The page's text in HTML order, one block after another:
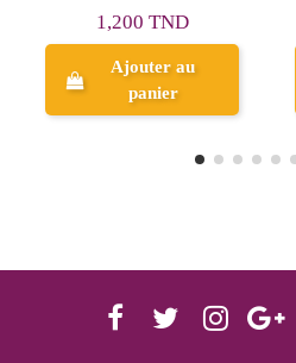
1,000 TND
Ajouter au
panier